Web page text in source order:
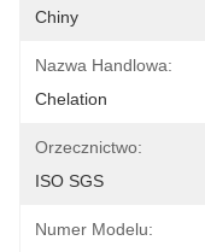
Chiny
Nazwa Handlowa:
Chelation
Orzecznictwo:
ISO SGS
Numer Modelu: